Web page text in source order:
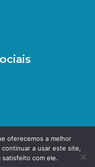
oferecemos a melhor
a usar este site,
satisfeito com ele.